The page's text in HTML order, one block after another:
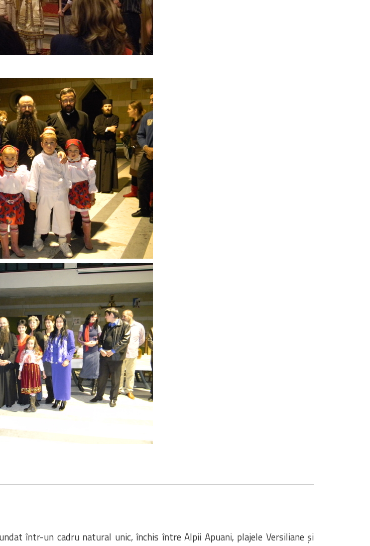
într-un cadru natural unic, închis între Alpii Apuani, plajele Versiliane și